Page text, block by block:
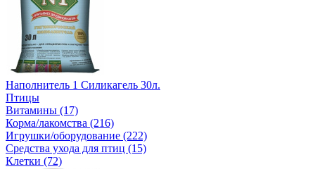
Наполнитель 1 Силикагель 30л.
Птицы
Витамины (17)
Корма/лакомства (216)
Игрушки/оборудование (222)
Средства ухода для птиц (15)
Клетки (72)